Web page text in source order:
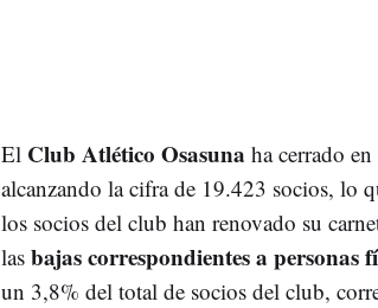
El Club Atlético Osasuna ha cerrado
alcanzando la cifra de 19.423 socios, lo
los socios del club han renovado su
las bajas correspondientes a personas
un 3,8% del total de socios del club,